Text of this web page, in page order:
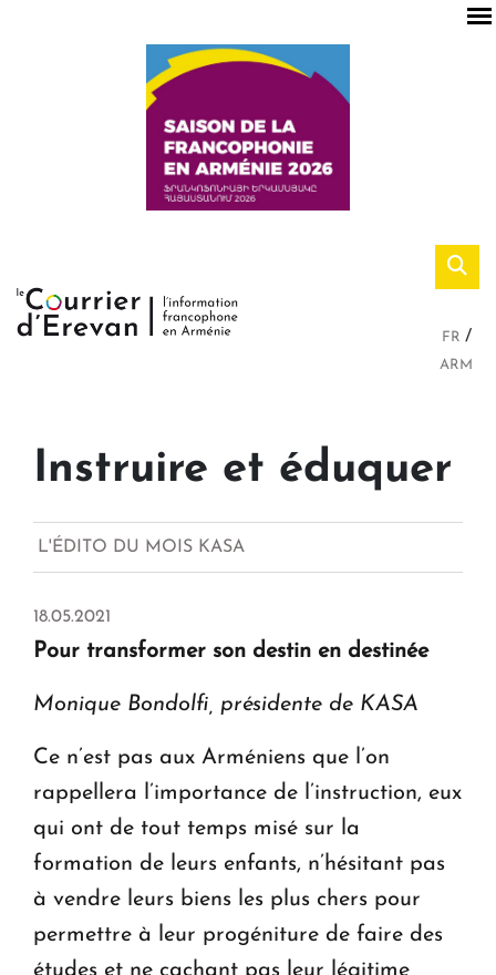
FR
ARM
Instruire et éduquer
L'ÉDITO DU MOIS KASA
18.05.2021
Pour transformer son destin en destinée
Monique Bondolfi, présidente de KASA
Ce n’est pas aux Arméniens que l’on
rappellera l’importance de l’instruction, eux
qui ont de tout temps misé sur la
formation de leurs enfants, n’hésitant pas
à vendre leurs biens les plus chers pour
permettre à leur progéniture de faire des